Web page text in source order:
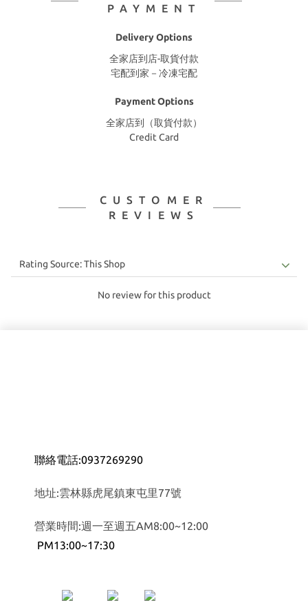
PAYMENT
Delivery Options
全家店到店-取貨付款
宅配到家－冷凍宅配
Payment Options
全家店到（取貨付款）
Credit Card
CUSTOMER
REVIEWS
No review for this product
聯絡電話:0937269290
地址:雲林縣虎尾鎮東屯里77號
營業時間:週一至週五AM8:00~12:00
PM13:00~17:30